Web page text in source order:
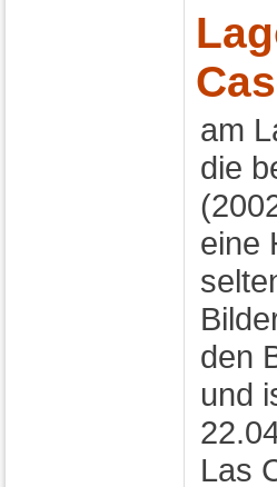
am
die
eine
den
und
Las